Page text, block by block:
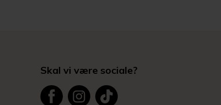
Skal vi være sociale?